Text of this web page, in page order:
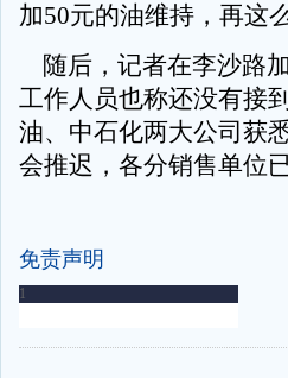
加50元的油维持，再这
随后，记者在李沙路
工作人员也称还没有接
油、中石化两大公司获
会推迟，各分销售单位
免责声明
-